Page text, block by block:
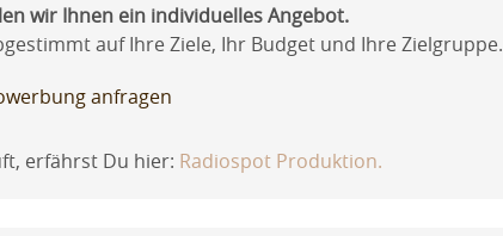
wir Ihnen ein individuelles Angebot.
auf Ihre Ziele, Ihr Budget und Ihre Zielgruppe.
anfragen
erfährst Du hier: Radiospot Produktion.